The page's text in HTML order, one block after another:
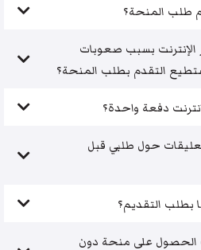
طلب المنحة؟
الإنترنت بسبب صعوبات
التقدم بطلب المنحة؟
دفعة واحدة؟
حول طلبي قبل
بطلب التقديم؟
الحصول على منحة دون